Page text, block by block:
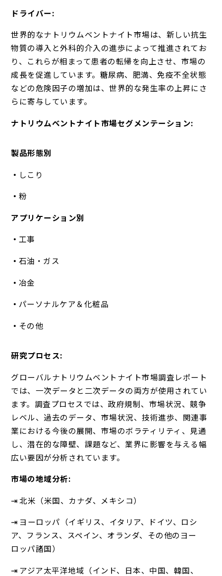
ドライバー:
世界的なナトリウムベントナイト市場は、新しい抗生
物質の導入と外科的介入の進歩によって推進されてお
り、これらが相まって患者の転帰を向上させ、市場の
成長を促進しています。糖尿病、肥満、免疫不全状態
などの危険因子の増加は、世界的な発生率の上昇にさ
らに寄与しています。
ナトリウムベントナイト市場セグメンテーション:
製品形態別
しこり
粉
アプリケーション別
工事
石油・ガス
冶金
パーソナルケア＆化粧品
その他
研究プロセス:
グローバルナトリウムベントナイト市場調査レポート
では、一次データと二次データの両方が使用されてい
ます。調査プロセスでは、政府規制、市場状況、競争
レベル、過去のデータ、市場状況、技術進歩、関連事
業における今後の展開、市場のボラティリティ、見通
し、潜在的な障壁、課題など、業界に影響を与える幅
広い要因が分析されています。
市場の地域分析:
⇥ 北米（米国、カナダ、メキシコ）
⇥ ヨーロッパ（イギリス、イタリア、ドイツ、ロシ
ア、フランス、スペイン、オランダ、その他のヨー
ロッパ諸国）
⇥ アジア太平洋地域（インド、日本、中国、韓国、